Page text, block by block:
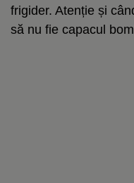
frigider. Atenție și
să nu fie capacul